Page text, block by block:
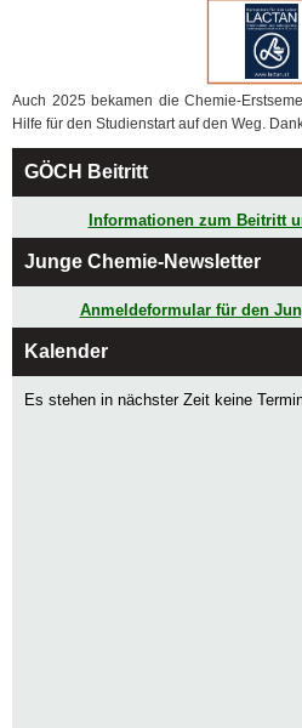
Auch 2025 bekamen die Chemie-
Hilfe für den Studienstart auf den Weg.
GÖCH Beitritt
Informationen zum Beitritt
Junge Chemie-Newsletter
Anmeldeformular für den
Kalender
Es stehen in nächster Zeit keine